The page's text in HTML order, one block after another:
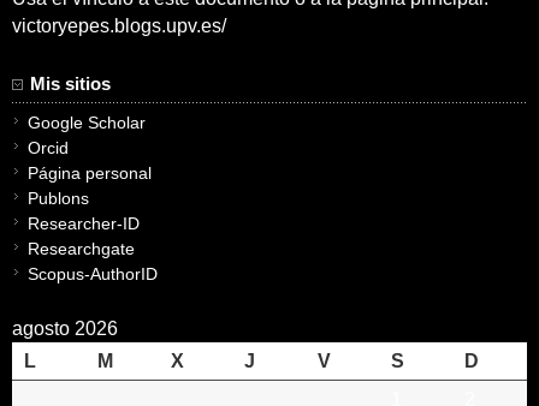
victoryepes.blogs.upv.es/
Mis sitios
Google Scholar
Orcid
Página personal
Publons
Researcher-ID
Researchgate
Scopus-AuthorID
agosto 2026
L
M X J V S
D